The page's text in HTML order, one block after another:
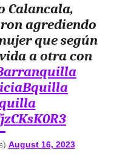
Calancala,
agrediendo
que según
a otra con
August 16, 2023